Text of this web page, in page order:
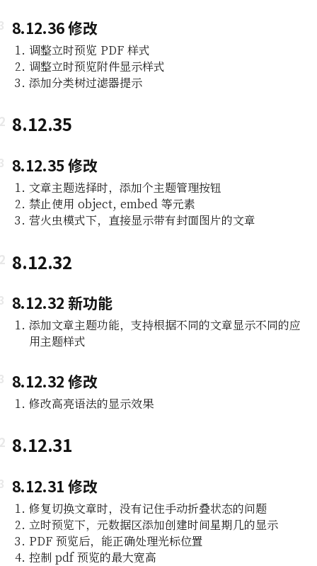
8.12.36 修改
调整立时预览 PDF 样式
调整立时预览附件显示样式
添加分类树过滤器提示
8.12.35
8.12.35 修改
文章主题选择时，添加个主题管理按钮
禁止使用 object, embed 等元素
营火虫模式下，直接显示带有封面图片的文章
8.12.32
8.12.32 新功能
添加文章主题功能，支持根据不同的文章显示不同的应
用主题样式
8.12.32 修改
修改高亮语法的显示效果
8.12.31
8.12.31 修改
修复切换文章时，没有记住手动折叠状态的问题
立时预览下，元数据区添加创建时间星期几的显示
PDF 预览后，能正确处理光标位置
控制 pdf 预览的最大宽高